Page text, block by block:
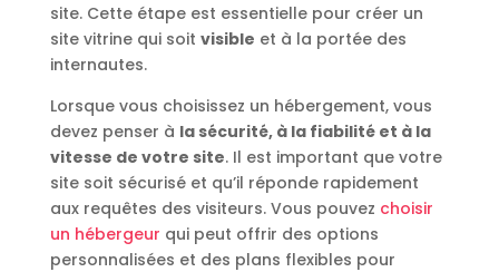
site. Cette étape est essentielle pour créer un
site vitrine qui soit visible et à la portée des
internautes.
Lorsque vous choisissez un hébergement, vous
devez penser à la sécurité, à la fiabilité et à la
vitesse de votre site. Il est important que votre
site soit sécurisé et qu’il réponde rapidement
aux requêtes des visiteurs. Vous pouvez choisir
un hébergeur qui peut offrir des options
personnalisées et des plans flexibles pour